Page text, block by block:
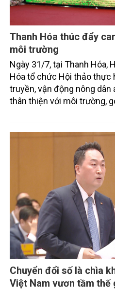
Thanh Hóa thúc đẩy
môi trường
Ngày 31/7, tại Thanh Hóa,
Hóa tổ chức Hội thảo thực
truyền, vận động nông dân
thân thiện với môi trường,
trình thu hút sự tham gia
từ các cơ quan quản lý
doanh nghiệp, hợp tác xã
tiếp triển khai mô hình sản
Chuyển đổi số là chìa
Việt Nam vươn tầm thế